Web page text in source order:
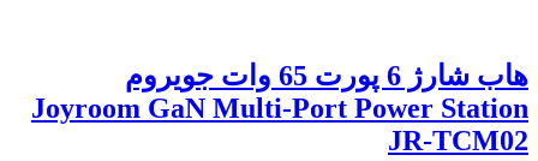
هاب شارژ 6 پورت 65 وات جویروم
Joyroom GaN Multi-Port Power Station
JR-TCM02